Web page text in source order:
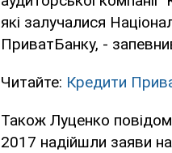
які залучалися
ПриватБанку, -
Читайте: Кредити
Також Луценко
2017 надійшли заяви